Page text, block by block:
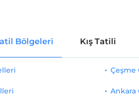
Bölgeleri Kış Tatili
Çeşme
Ankara